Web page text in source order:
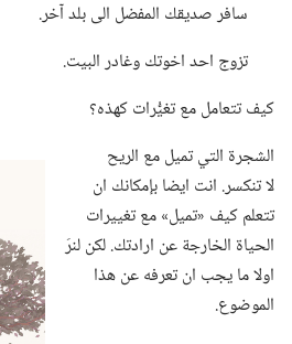
سافر صديقك المفضل الى بلد آخر.‏
تزوج احد اخوتك وغادر البيت.‏
كيف تتعامل مع تغيُّرات كهذه؟‏
الشجرة التي تميل مع الريح
لا تنكسر.‏ انت ايضا بإمكانك ان
تتعلم كيف «تميل» مع تغييرات
الحياة الخارجة عن ارادتك.‏ لكن لنرَ
اولا ما يجب ان تعرفه عن هذا
الموضوع.‏